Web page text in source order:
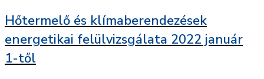
Hőtermelő és klímaberendezések
energetikai felülvizsgálata 2022 január
1-től